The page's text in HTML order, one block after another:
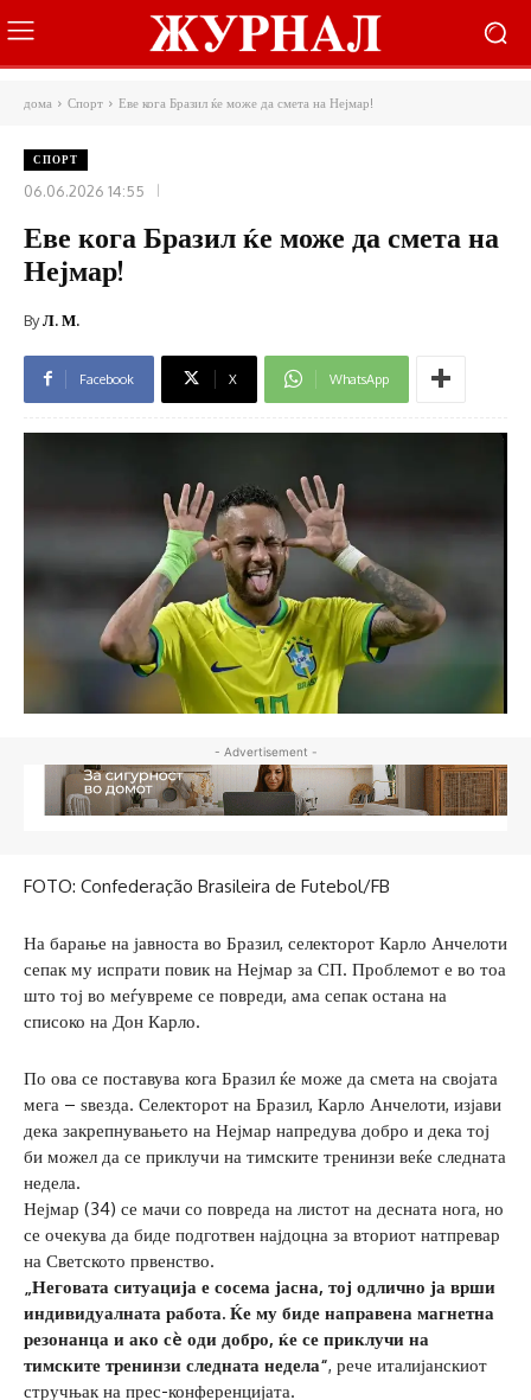
дома Спорт Еве кога Бразил ќе може да смета на Нејмар!
СПОРТ
06.06.2026 14:55
Еве кога Бразил ќе може да смета на
Нејмар!
ByЛ. М.
Facebook X WhatsApp
- Advertisement -
FOTO: Confederação Brasileira de Futebol/FB
На барање на јавноста во Бразил, селекторот Карло Анчелоти
сепак му испрати повик на Нејмар за СП. Проблемот е во тоа
што тој во меѓувреме се повреди, ама сепак остана на
списоко на Дон Карло.
По ова се поставува кога Бразил ќе може да смета на својата
мега – ѕвезда. Селекторот на Бразил, Карло Анчелоти, изјави
дека закрепнувањето на Нејмар напредува добро и дека тој
би можел да се приклучи на тимските тренинзи веќе следната
недела.
Нејмар (34) се мачи со повреда на листот на десната нога, но
се очекува да биде подготвен најдоцна за вториот натпревар
на Светското првенство.
„Неговата ситуација е сосема јасна, тој одлично ја врши
индивидуалната работа. Ќе му биде направена магнетна
резонанца и ако сè оди добро, ќе се приклучи на
тимските тренинзи следната недела“, рече италијанскиот
стручњак на прес-конференцијата.